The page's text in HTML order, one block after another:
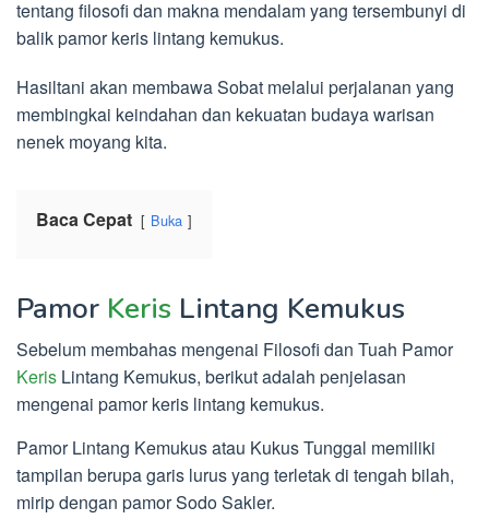
tentang filosofi dan makna mendalam yang tersembunyi di
balik pamor keris lintang kemukus.
Hasiltani akan membawa Sobat melalui perjalanan yang
membingkai keindahan dan kekuatan budaya warisan
nenek moyang kita.
Baca Cepat Buka
Pamor Keris Lintang Kemukus
Sebelum membahas mengenai Filosofi dan Tuah Pamor
Keris Lintang Kemukus, berikut adalah penjelasan
mengenai pamor keris lintang kemukus.
Pamor Lintang Kemukus atau Kukus Tunggal memiliki
tampilan berupa garis lurus yang terletak di tengah bilah,
mirip dengan pamor Sodo Sakler.